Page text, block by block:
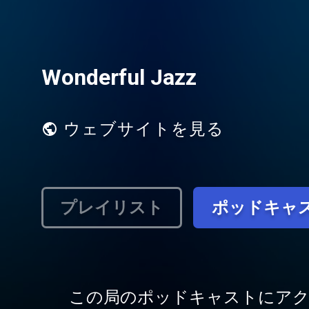
Wonderful Jazz
ウェブサイトを見る
プレイリスト ポッドキャ
この局のポッドキャストにア